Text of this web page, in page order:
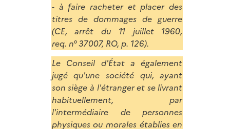
- à faire racheter et placer des
titres de dommages de guerre
(CE, arrêt du 11 juillet 1960,
req. n° 37007, RO, p. 126).
Le Conseil d'État a également
jugé qu'une société qui, ayant
son siège à l'étranger et se livrant
habituellement, par
l'intermédiaire de personnes
physiques ou morales établies en